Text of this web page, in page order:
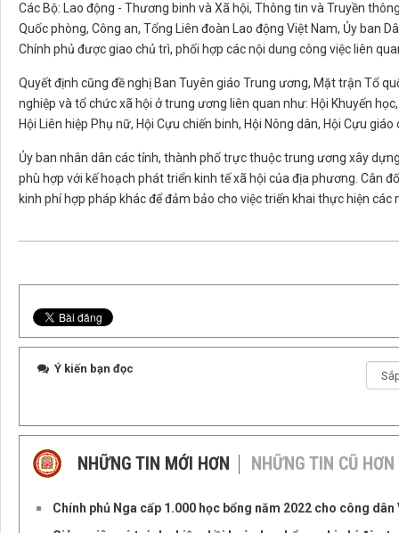
Các Bộ: Lao động - Thương binh và Xã hội, Thông tin và Truyền
Quốc phòng, Công an, Tổng Liên đoàn Lao động Việt Nam, Ủy ban
Chính phủ được giao chủ trì, phối hợp các nội dung công việc liên
Quyết định cũng đề nghị Ban Tuyên giáo Trung ương, Mặt trận Tổ
nghiệp và tổ chức xã hội ở trung ương liên quan như: Hội Khuyến
Hội Liên hiệp Phụ nữ, Hội Cựu chiến binh, Hội Nông dân, Hội Cựu
Ủy ban nhân dân các tỉnh, thành phố trực thuộc trung ương xây
phù hợp với kế hoạch phát triển kinh tế xã hội của địa phương. Cân
kinh phí hợp pháp khác để đảm bảo cho việc triển khai thực hiện
Ý kiến bạn đọc
NHỮNG TIN MỚI HƠN NHỮNG TIN CŨ HƠN
Chính phủ Nga cấp 1.000 học bổng năm 2022 cho công dân